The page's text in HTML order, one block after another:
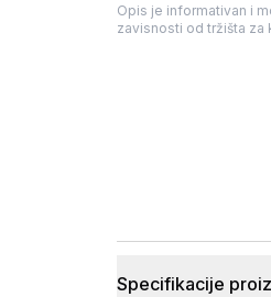
Opis je informativan i
zavisnosti od tržišta za
Specifikacije